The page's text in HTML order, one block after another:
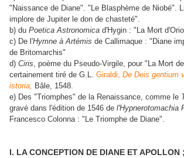
"Naissance de Diane". "Le Blasphème de Niobé".
implore de Jupiter le don de chasteté".
b) du Poetica Astronomica d'Hygin : "La Mort
c) De l'Hymne à Artémis de Callimaque : "Diane
de Britomarchis"
d) Ciris, poème du Pseudo-Virgile, pour "La Mort
certainement tiré de G.L. Giraldi, De Deis gentium
istoria, Bâle, 1548.
e) Des "Triomphes" de la Renaissance, comme le
gravé dans l'édition de 1546 de l'Hypnerotomachia
Francesco Colonna : "Le Triomphe de Diane".
I. LA CONCEPTION DE DIANE ET APOLLON